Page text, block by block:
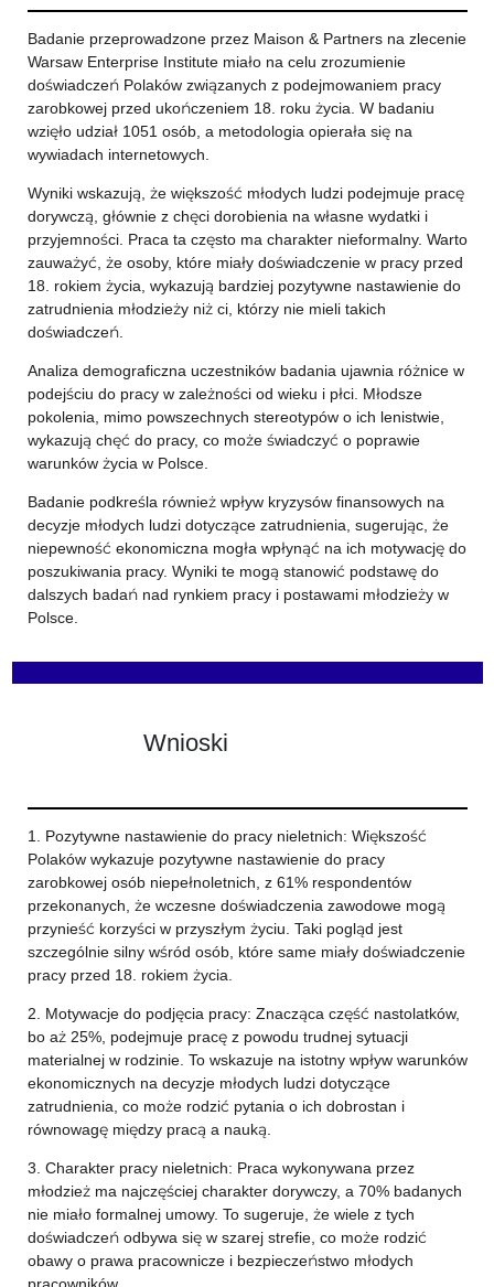
Badanie przeprowadzone przez Maison & Partners na zlecenie
Warsaw Enterprise Institute miało na celu zrozumienie
doświadczeń Polaków związanych z podejmowaniem pracy
zarobkowej przed ukończeniem 18. roku życia. W badaniu
wzięło udział 1051 osób, a metodologia opierała się na
wywiadach internetowych.
Wyniki wskazują, że większość młodych ludzi podejmuje pracę
dorywczą, głównie z chęci dorobienia na własne wydatki i
przyjemności. Praca ta często ma charakter nieformalny. Warto
zauważyć, że osoby, które miały doświadczenie w pracy przed
18. rokiem życia, wykazują bardziej pozytywne nastawienie do
zatrudnienia młodzieży niż ci, którzy nie mieli takich
doświadczeń.
Analiza demograficzna uczestników badania ujawnia różnice w
podejściu do pracy w zależności od wieku i płci. Młodsze
pokolenia, mimo powszechnych stereotypów o ich lenistwie,
wykazują chęć do pracy, co może świadczyć o poprawie
warunków życia w Polsce.
Badanie podkreśla również wpływ kryzysów finansowych na
decyzje młodych ludzi dotyczące zatrudnienia, sugerując, że
niepewność ekonomiczna mogła wpłynąć na ich motywację do
poszukiwania pracy. Wyniki te mogą stanowić podstawę do
dalszych badań nad rynkiem pracy i postawami młodzieży w
Polsce.
Wnioski
1. Pozytywne nastawienie do pracy nieletnich: Większość
Polaków wykazuje pozytywne nastawienie do pracy
zarobkowej osób niepełnoletnich, z 61% respondentów
przekonanych, że wczesne doświadczenia zawodowe mogą
przynieść korzyści w przyszłym życiu. Taki pogląd jest
szczególnie silny wśród osób, które same miały doświadczenie
pracy przed 18. rokiem życia.
2. Motywacje do podjęcia pracy: Znacząca część nastolatków,
bo aż 25%, podejmuje pracę z powodu trudnej sytuacji
materialnej w rodzinie. To wskazuje na istotny wpływ warunków
ekonomicznych na decyzje młodych ludzi dotyczące
zatrudnienia, co może rodzić pytania o ich dobrostan i
równowagę między pracą a nauką.
3. Charakter pracy nieletnich: Praca wykonywana przez
młodzież ma najczęściej charakter dorywczy, a 70% badanych
nie miało formalnej umowy. To sugeruje, że wiele z tych
doświadczeń odbywa się w szarej strefie, co może rodzić
obawy o prawa pracownicze i bezpieczeństwo młodych